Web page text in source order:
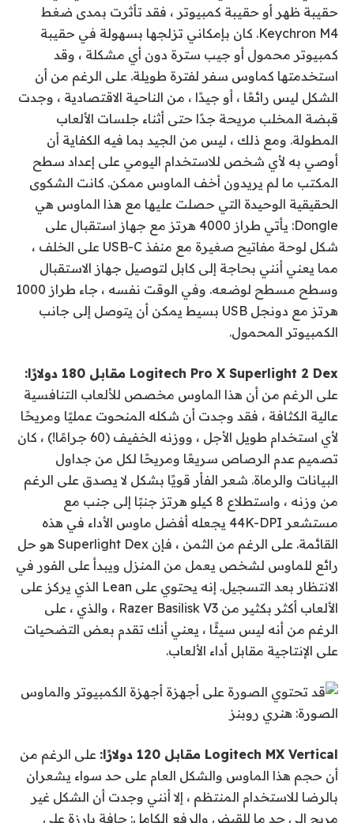
حقيبة ظهر أو حقيبة كمبيوتر ، فقد تأثرت بمدى ضغط
Keychron M4. كان بإمكاني تزلجها بسهولة في حقيبة
كمبيوتر محمول أو جيب سترة دون أي مشكلة ، وقد
استخدمتها كماوس سفر لفترة طويلة. على الرغم من أن
الشكل ليس رائعًا ، أو جيدًا ، من الناحية الاقتصادية ، وجدت
قبضة المخلب مريحة جدًا حتى أثناء جلسات الألعاب
المطولة. ومع ذلك ، ليس من الجيد بما فيه الكفاية أن
أوصي به لأي شخص للاستخدام اليومي على إعداد سطح
المكتب ما لم يريدون أخف الماوس ممكن. كانت الشكوى
الحقيقية الوحيدة التي حصلت عليها مع هذا الماوس هي
Dongle: يأتي طراز 4000 هرتز مع جهاز استقبال على
شكل لوحة مفاتيح صغيرة مع منفذ USB-C على الخلف ،
مما يعني أنني بحاجة إلى كابل لتوصيل جهاز الاستقبال
وسطح مسطح لوضعه. وفي الوقت نفسه ، جاء طراز 1000
هرتز مع دونجل USB بسيط يمكن أن يتوصل إلى جانب
الكمبيوتر المحمول.
Logitech Pro X Superlight 2 Dex مقابل 180 دولارًا:
على الرغم من أن هذا الماوس مخصص للألعاب التنافسية
عالية الكثافة ، فقد وجدت أن شكله المنحوت عمليًا ومريحًا
لأي استخدام طويل الأجل ، ووزنه الخفيف (60 جرامًا!) ، كان
تصميم عدم الرصاص سريعًا ومريحًا لكل من جداول
البيانات والرماة. شعر الفأر قويًا بشكل لا يصدق على الرغم
من وزنه ، واستطلاع 8 كيلو هرتز جنبًا إلى جنب مع
مستشعر 44K-DPI يجعله أفضل ماوس الأداء في هذه
القائمة. على الرغم من الثمن ، فإن Superlight Dex هو حل
رائع للماوس لشخص يعمل من المنزل ويبدأ على الفور في
الانتظار بعد التسجيل. إنه يحتوي على Lean الذي يركز على
الألعاب أكثر بكثير من Razer Basilisk V3 ، والذي ، على
الرغم من أنه ليس سيئًا ، يعني أنك تقدم بعض التضحيات
على الإنتاجية مقابل أداء الألعاب.
الصورة: هنري روبنز
Logitech MX Vertical مقابل 120 دولارًا:
على الرغم من
أن حجم هذا الماوس والشكل العام على حد سواء يشعران
بالرضا للاستخدام المنتظم ، إلا أنني وجدت أن الشكل غير
مريح إلى حد ما للقبض والرفع الكامل: حافة بارزة على